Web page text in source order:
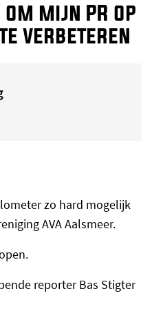
mijn PR op
verbeteren
zo hard mogelijk
AVA Aalsmeer.
reporter Bas Stigter